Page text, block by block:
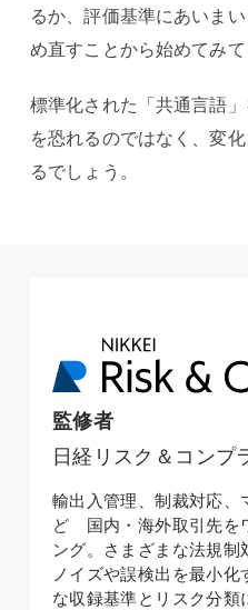
るか、評価基準にあいま
め直すことから始めてみて
標準化された「共通言語
を恐れるのではなく、変
るでしょう。
監修者
日経リスク＆コンプ
輸出入管理、制裁対応、
ど 国内・海外取引先を
ング。さまざまな法規制
ノイズや誤検出を最小
な収録基準とリスク分類